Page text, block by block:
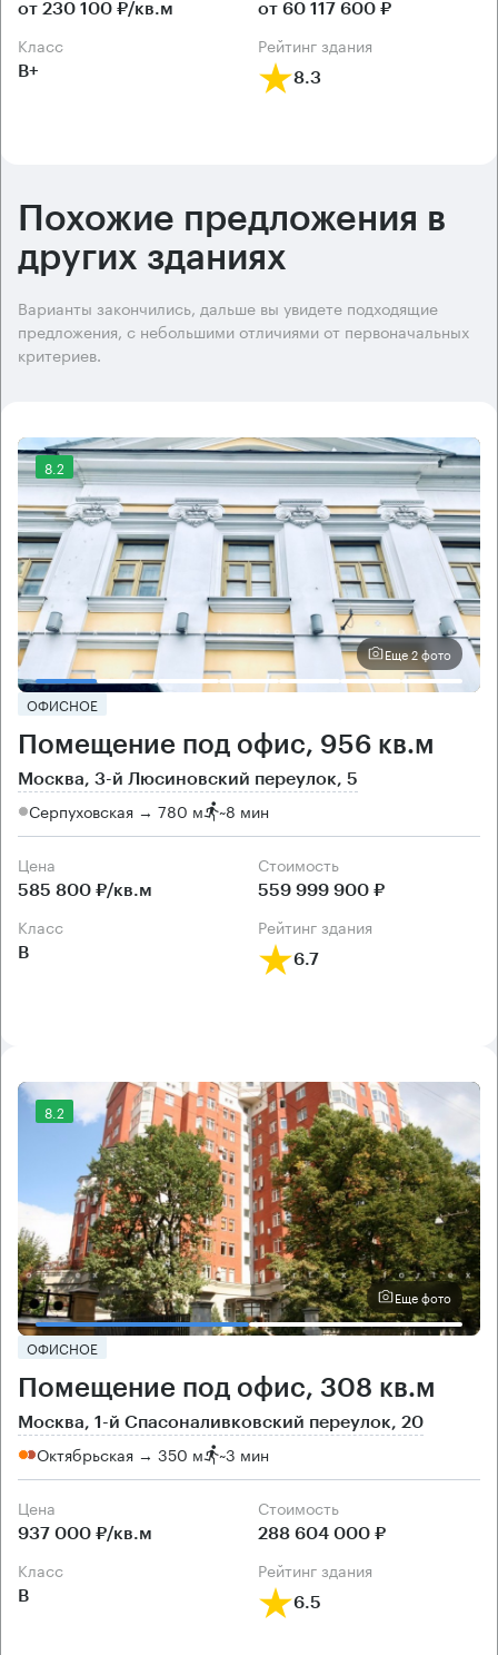
от 230 100 ₽/кв.м от 60 117 600 ₽
класс
B+
рейтинг здания
8.3
Похожие предложения в
других зданиях
Варианты закончились, дальше вы увидете подходящие
предложения, с небольшими отличиями от первоначальных
критериев.
8.2
Еще 2 фото
ОФИСНОЕ
Помещение под офис, 956 кв.м
Москва, 3-й Люсиновский переулок, 5
Серпуховская → 780 м ~8 мин
Цена
585 800 ₽/кв.м
Cтоимость
559 999 900 ₽
класс
B
рейтинг здания
6.7
8.2
Еще фото
ОФИСНОЕ
Помещение под офис, 308 кв.м
Москва, 1-й Спасоналивковский переулок, 20
Октябрьская → 350 м ~3 мин
Цена
937 000 ₽/кв.м
Cтоимость
288 604 000 ₽
класс
B
рейтинг здания
6.5